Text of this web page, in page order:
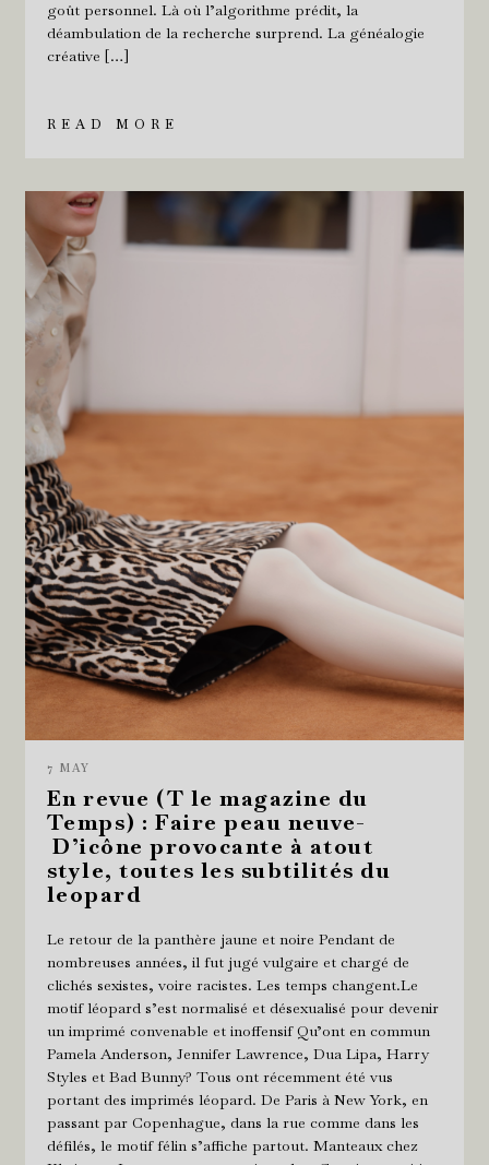
goût personnel. Là où l’algorithme prédit, la
déambulation de la recherche surprend. La généalogie
créative […]
READ MORE
7 MAY
En revue (T le magazine du
Temps) : Faire peau neuve-
D’icône provocante à atout
style, toutes les subtilités du
leopard
Le retour de la panthère jaune et noire Pendant de
nombreuses années, il fut jugé vulgaire et chargé de
clichés sexistes, voire racistes. Les temps changent.Le
motif léopard s’est normalisé et désexualisé pour devenir
un imprimé convenable et inoffensif Qu’ont en commun
Pamela Anderson, Jennifer Lawrence, Dua Lipa, Harry
Styles et Bad Bunny? Tous ont récemment été vus
portant des imprimés léopard. De Paris à New York, en
passant par Copenhague, dans la rue comme dans les
défilés, le motif félin s’affiche partout. Manteaux chez